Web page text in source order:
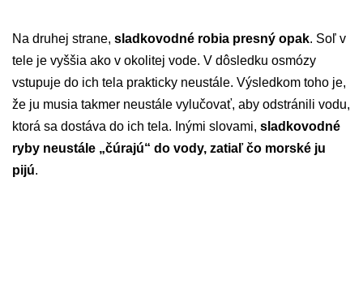
Na druhej strane, sladkovodné robia presný opak. Soľ v
tele je vyššia ako v okolitej vode. V dôsledku osmózy
vstupuje do ich tela prakticky neustále. Výsledkom toho je,
že ju musia takmer neustále vylučovať, aby odstránili vodu,
ktorá sa dostáva do ich tela. Inými slovami, sladkovodné
ryby neustále „čúrajú“ do vody, zatiaľ čo morské ju
pijú.